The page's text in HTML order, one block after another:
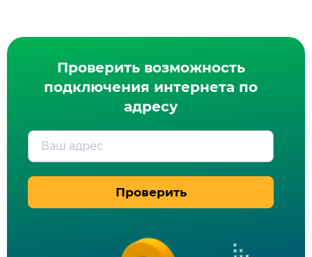
Проверить возможность
подключения интернета по
адресу
Ваш адрес
Проверить